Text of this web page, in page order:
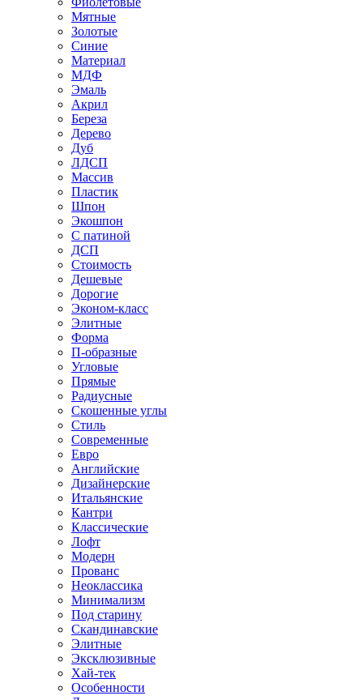
Мятные
Золотые
Синие
Материал
МДФ
Эмаль
Акрил
Береза
Дерево
Дуб
ЛДСП
Массив
Пластик
Шпон
Экошпон
С патиной
ДСП
Стоимость
Дешевые
Дорогие
Эконом-класс
Элитные
Форма
П-образные
Угловые
Прямые
Радиусные
Скошенные углы
Стиль
Современные
Евро
Английские
Дизайнерские
Итальянские
Кантри
Классические
Лофт
Модерн
Прованс
Неоклассика
Минимализм
Под старину
Скандинавские
Элитные
Эксклюзивные
Хай-тек
Особенности